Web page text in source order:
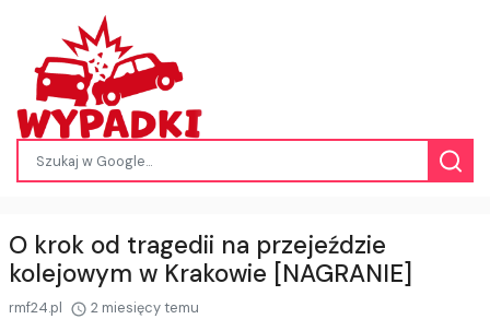
O krok od tragedii na przejeździe
kolejowym w Krakowie [NAGRANIE]
rmf24.pl 2 miesięcy temu